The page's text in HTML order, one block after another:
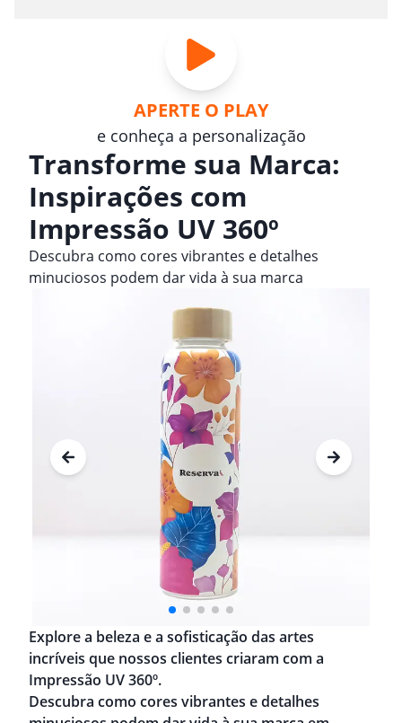
APERTE O PLAY
e conheça a personalização
Transforme sua Marca:
Inspirações com
Impressão UV 360º
Descubra como cores vibrantes e detalhes
minuciosos podem dar vida à sua marca
Explore a beleza e a sofisticação das artes
incríveis que nossos clientes criaram com a
Impressão UV 360º.
Descubra como cores vibrantes e detalhes